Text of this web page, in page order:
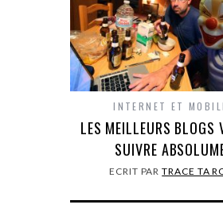
INTERNET ET
LES MEILLEURS BLOGS
SUIVRE
ECRIT PARTRACE TA